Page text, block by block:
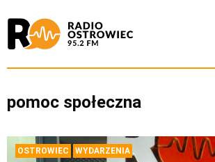
pomoc społeczna
OSTROWIEC WYDARZENIA